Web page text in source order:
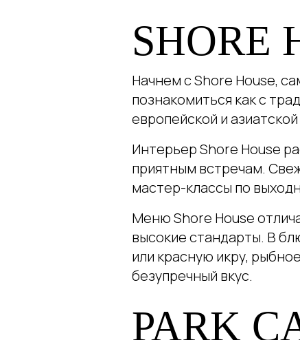
SHORE
Начнем с Shore House,
познакомиться как с
европейской и азиатской
Интерьер Shore House
приятным встречам.
мастер-классы по
Меню Shore House
высокие стандарты. В
или красную икру,
безупречный вкус.
PARK